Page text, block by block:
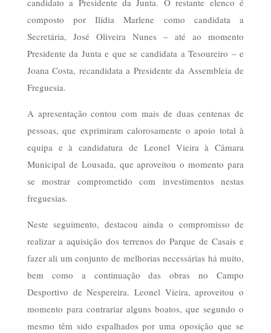
composto por Ilídia Marlene como candidata a
Secretária, José Oliveira Nunes – até ao momento
Presidente da Junta e que se candidata a Tesoureiro – e
Joana Costa, recandidata a Presidente da Assembleia de
Freguesia.
A apresentação contou com mais de duas centenas de
pessoas, que exprimiram calorosamente o apoio total à
equipa e à candidatura de Leonel Vieira à Câmara
Municipal de Lousada, que aproveitou o momento para
se mostrar comprometido com investimentos nestas
freguesias.
Neste seguimento, destacou ainda o compromisso de
realizar a aquisição dos terrenos do Parque de Casais e
fazer ali um conjunto de melhorias necessárias há muito,
bem como a continuação das obras no Campo
Desportivo de Nespereira. Leonel Vieira, aproveitou o
momento para contrariar alguns boatos, que segundo o
mesmo têm sido espalhados por uma oposição que se